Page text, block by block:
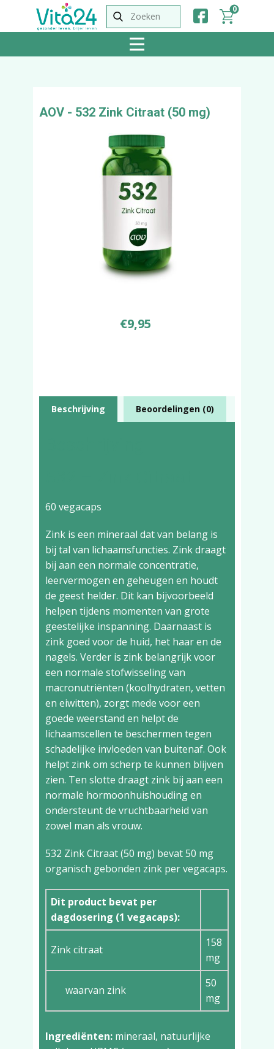
0
AOV - 532 Zink Citraat (50 mg)
€9,95
Beschrijving Beoordelingen (0)
60 vegacaps
Zink is een mineraal dat van belang is
bij tal van lichaamsfuncties. Zink draagt
bij aan een normale concentratie,
leervermogen en geheugen en houdt
de geest helder. Dit kan bijvoorbeeld
helpen tijdens momenten van grote
geestelijke inspanning. Daarnaast is
zink goed voor de huid, het haar en de
nagels. Verder is zink belangrijk voor
een normale stofwisseling van
macronutriënten (koolhydraten, vetten
en eiwitten), zorgt mede voor een
goede weerstand en helpt de
lichaamscellen te beschermen tegen
schadelijke invloeden van buitenaf. Ook
helpt zink om scherp te kunnen blijven
zien. Ten slotte draagt zink bij aan een
normale hormoonhuishouding en
ondersteunt de vruchtbaarheid van
zowel man als vrouw.
532 Zink Citraat (50 mg) bevat 50 mg
organisch gebonden zink per vegacaps.
Dit product bevat per
dagdosering (1 vegacaps):
Zink citraat
158
mg
waarvan zink
50
mg
Ingrediënten: mineraal, natuurlijke